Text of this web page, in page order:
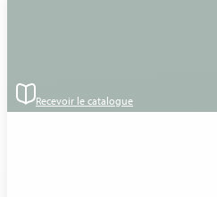
Recevoir le catalogue